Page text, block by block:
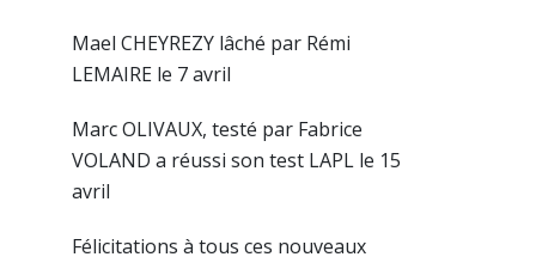
Mael CHEYREZY lâché par Rémi
LEMAIRE le 7 avril
Marc OLIVAUX, testé par Fabrice
VOLAND a réussi son test LAPL le 15
avril
Félicitations à tous ces nouveaux